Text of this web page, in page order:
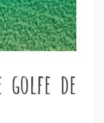
golfe de